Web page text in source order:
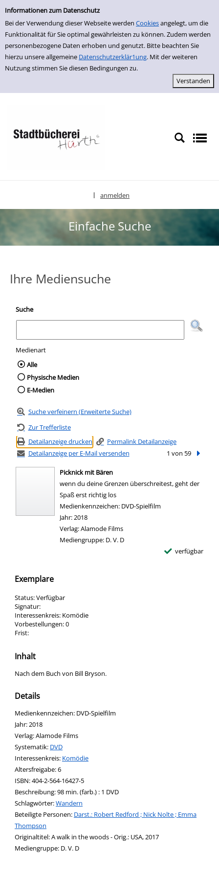
Einfache Suche
Informationen zum Datenschutz
Bei der Verwendung dieser Webseite werden Cookiesangelegt, um die
Funktionalität für Sie optimal gewährleisten zu können. Zudem werden
personenbezogene Daten erhoben und genutzt. Bitte beachten Sie
hierzu unsere allgemeine Datenschutzerklär1ung. Mit der weiteren
Nutzung stimmen Sie diesen Bedingungen zu.
zur Navigation springen
zum Inhalt springen
Zur Detailanzeige springen
anmelden
Einfache Suche
Ihre Mediensuche
Suche
Medienart
Wählen Sie die Medienart nach der Sie
Alle
Physische Medien
E-Medien
Suche verfeinern (Erweiterte Suche)
Zur Trefferliste
Detailanzeige drucken
Permalink Detailanzeige
Detailanzeige per E-Mail versenden
1 von 59
Picknick mit Bären
wenn du deine Grenzen überschreitest, geht der
Spaß erst richtig los
Suche nach diesem Verfasser
Medienkennzeichen: DVD-Spielfilm
Jahr:2018
Verlag:Alamode Films
Mediengruppe: D. V. D
verfügbar
Exemplare
Status:Verfügbar
Signatur:
Interessenkreis: Komödie
Vorbestellungen:0
Frist:
Inhalt
Nach dem Buch von Bill Bryson.
Details
Suche nach diesem Verfasser
Medienkennzeichen: DVD-Spielfilm
Jahr:2018
Verlag:Alamode Films
opens in new tab
Diesen Link in neuem Tab öffnen
Systematik: Suche nach dieser Systematik
DVD
Interessenkreis: Suche nach diesem Interessenskreis
Komödie
Altersfreigabe:6
ISBN:404-2-564-16427-5
Beschreibung:98 min. (farb.) : 1 DVD
Schlagwörter:Wandern
Beteiligte Personen: Suche nach dieser Beteiligten Person
Darst.: Robert Redford ; Nick Nolte ; Emma
Thompson
Originaltitel:A walk in the woods - Orig.: USA, 2017
Mediengruppe: D. V. D